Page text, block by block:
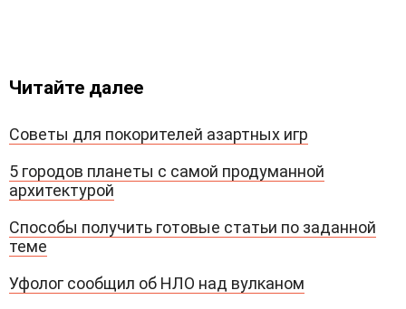
Читайте далее
Советы для покорителей азартных игр
5 городов планеты с самой продуманной
архитектурой
Способы получить готовые статьи по заданной
теме
Уфолог сообщил об НЛО над вулканом